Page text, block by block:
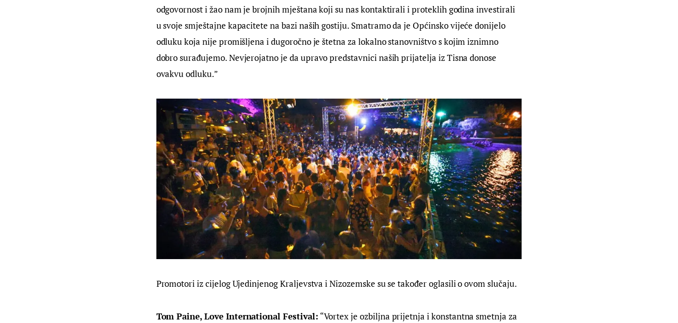
odgovornost i žao nam je brojnih mještana koji su nas kontaktirali i proteklih godina investirali
u svoje smještajne kapacitete na bazi naših gostiju. Smatramo da je Općinsko vijeće donijelo
odluku koja nije promišljena i dugoročno je štetna za lokalno stanovništvo s kojim iznimno
dobro surađujemo. Nevjerojatno je da upravo predstavnici naših prijatelja iz Tisna donose
ovakvu odluku.”
Promotori iz cijelog Ujedinjenog Kraljevstva i Nizozemske su se također oglasili o ovom slučaju.
Tom Paine, Love International Festival: “Vortex je ozbiljna prijetnja i konstantna smetnja za